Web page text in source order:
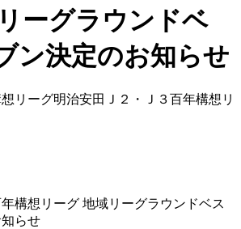
ーグラウンドベ
ン決定のお知らせ
リーグ明治安田Ｊ２・Ｊ３百年構想リ
構想リーグ 地域リーグラウンドベス
らせ